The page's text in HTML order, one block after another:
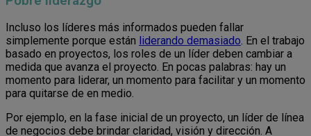
Incluso los líderes más informados pueden fallar
simplemente porque están liderando demasiado. En el trabajo
basado en proyectos, los roles de un líder deben cambiar a
medida que avanza el proyecto. En pocas palabras: hay un
momento para liderar, un momento para facilitar y un momento
para quitarse de en medio.
Por ejemplo, en la fase inicial de un proyecto, un líder de línea
de negocios debe brindar claridad, visión y dirección. A